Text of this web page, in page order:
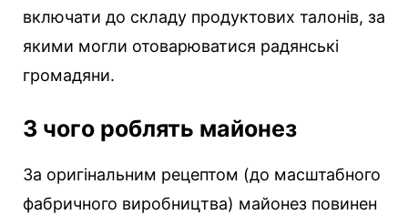
включати до складу продуктових талонів, за
якими могли отоварюватися радянські
громадяни.
З чого роблять майонез
За оригінальним рецептом (до масштабного
фабричного виробництва) майонез повинен